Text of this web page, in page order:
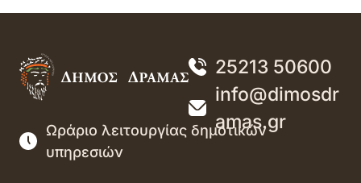
25213 50600
info@dimosdr
amas.gr
Ωράριο λειτουργίας δημοτικών
υπηρεσιών